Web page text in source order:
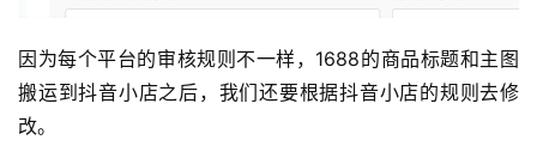
因为每个平台的审核规则不一样，1688的商品标题和主图
搬运到抖音小店之后，我们还要根据抖音小店的规则去修
改。